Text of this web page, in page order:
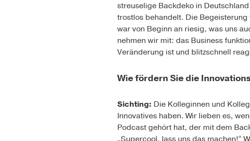
streuselige Backdeko in
trostlos behandelt. Die
war von Beginn an riesig, was uns
nehmen wir mit: das Business
Veränderung ist und blitzschnell
Wie fördern Sie die
Sichting: Die Kolleginnen und
Innovatives haben. Wir lieben es,
Podcast gehört hat, der mit dem